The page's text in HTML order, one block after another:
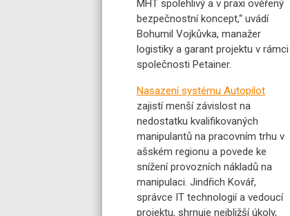
MHT spolehlivý a v praxi ověřený
bezpečnostní koncept,“ uvádí
Bohumil Vojkůvka, manažer
logistiky a garant projektu v rámci
společnosti Petainer.
Nasazení systému Autopilot
zajistí menší závislost na
nedostatku kvalifikovaných
manipulantů na pracovním trhu v
ašském regionu a povede ke
snížení provozních nákladů na
manipulaci. Jindřich Kovář,
správce IT technologií a vedoucí
projektu, shrnuje nejbližší úkoly,